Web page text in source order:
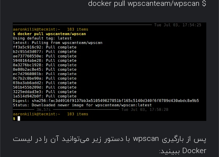
$ docker pull wpscanteam/wpscan
پس از بارگیری wpscan با دستور زیر می‌توانید آن را در لیست
Docker ببینید: